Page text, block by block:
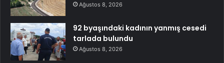
Ağustos 8, 2026
92 byaşındaki kadının yanmış cesedi
tarlada bulundu
Ağustos 8, 2026